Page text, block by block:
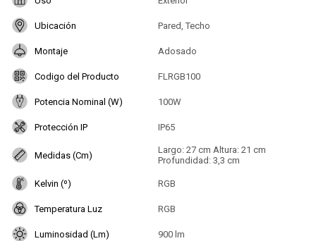
Ubicación Pared, Techo
Montaje Adosado
Codigo del Producto FLRGB100
Potencia Nominal (W) 100W
Protección IP IP65
Medidas (Cm)
Largo: 27 cm Altura: 21 cm
Profundidad: 3,3 cm
Kelvin (º) RGB
Temperatura Luz RGB
Luminosidad (Lm) 900 lm